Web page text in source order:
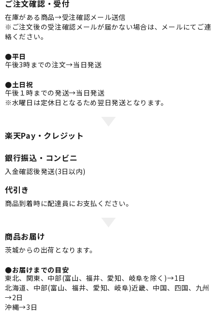
ご注文確認・受付
在庫がある商品→受注確認メール送信
※ご注文後の受注確認メールが届かない場合は、メールにてご連
絡ください。
●平日
午後3時までの注文→当日発送
●土日祝
午後１時までの発送→当日発送
※水曜日は定休日となるため翌日発送となります。
楽天Pay・クレジット
銀行振込・コンビニ
入金確認後発送(3日以内)
代引き
商品到着時に配達員にお支払ください。
商品お届け
茨城からの出荷となります。
●お届けまでの目安
東北、関東、中部(富山、福井、愛知、岐阜を除く)→1日
北海道、中部(富山、福井、愛知、岐阜)近畿、中国、四国、九州
→2日
沖縄→3日